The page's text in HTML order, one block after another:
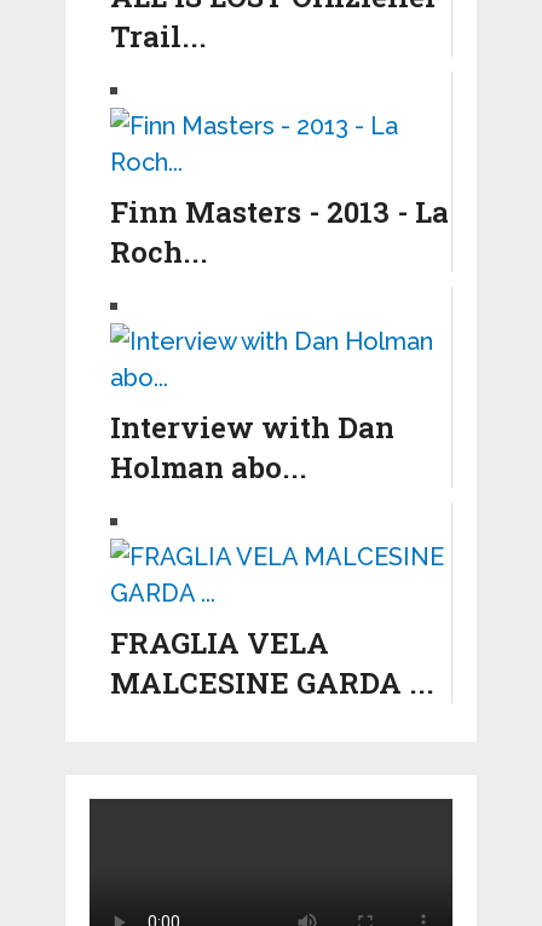
Trail...
Finn Masters - 2013 - La
Roch...
Interview with Dan
Holman abo...
FRAGLIA VELA
MALCESINE GARDA ...